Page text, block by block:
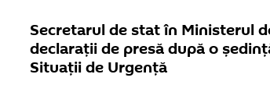
Secretarul de stat în Ministerul
declarații de presă după o
Situaţii de Urgenţă